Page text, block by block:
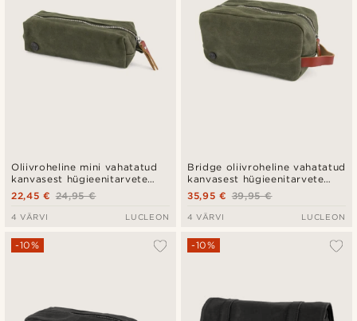
Oliivroheline mini vahatatud
kanvasest hügieenitarvete
kott
24,95 €
22,45 €
4 VÄRVI LUCLEON
Bridge oliivroheline vahatatud
kanvasest hügieenitarvete
kott
39,95 €
35,95 €
4 VÄRVI LUCLEON
-10% -10%